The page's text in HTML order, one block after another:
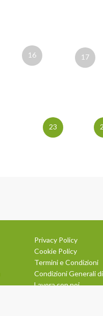
16 17
23
Privacy Policy
Cookie Policy
Termini e Condizioni
Condizioni Generali
Lavora con noi